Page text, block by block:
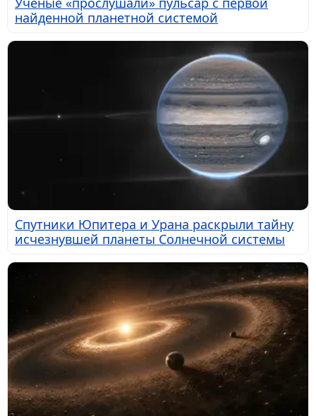
найденной планетной системой
Спутники Юпитера и Урана раскрыли тайну
исчезнувшей планеты Солнечной системы